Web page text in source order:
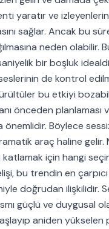
yaratır ve
sağlar. Ancak bu
neden olabilir.
bir boşluk
de kontrol
bu etkiyi
önceden planlaması
önemlidir. Böylece
araç haline gelir.
için hangi
bu trendin en çarpıcı
doğrudan ilişkilidir.
güçlü ve duygusal
aniden